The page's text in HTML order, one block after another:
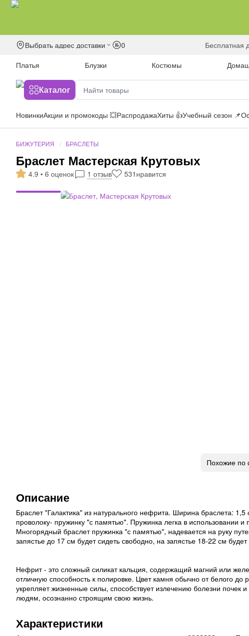
Выбрать адрес доставки 0 бесплатная
Платья
Блузки Костюмы
Каталог
НовинкиАкции и промокоды 💥РаспродажаХиты 👍Учебный сезон 📌
БИЖУТЕРИЯ БРАСЛЕТЫ
Браслет Мастерская Крутовых
4.9 • 6 оценок 1 отзыв 531 нравится
Похожие по
Описание
Браслет "Галактика" из натурального нефрита. Ширина браслета:
проволоку- пружинку "с памятью". Пружинка легка в использовании
Многорядный браслет пружинка "с памятью", надевается на руку
запястье до 17 см будет сидеть свободно, на запястье 18-22 см
Нефрит - это сложный силикат кальция, содержащий магний или
отличную способность к полировке. Цвет камня обычно от белого
укрепляет жизненные силы, способствует излечению болезни почек
людям, осознанно строящим свою жизнь.
Характеристики